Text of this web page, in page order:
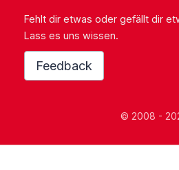
Fehlt dir etwas oder gefällt dir
Lass es uns wissen.
Feedback
© 2008 -